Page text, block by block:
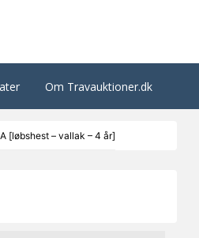
Om Travauktioner.dk
[løbshest – vallak – 4 år]